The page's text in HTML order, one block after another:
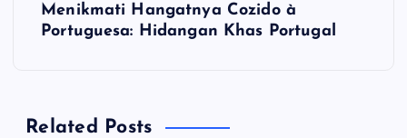
a
Menikmati Hangatnya Cozido à
Portuguesa: Hidangan Khas Portugal
Related Posts